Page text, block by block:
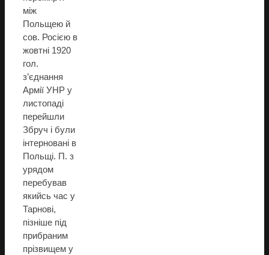
між
Польщею й
сов. Росією в
жовтні 1920
гол.
з’єднання
Армії УНР у
листопаді
перейшли
Збруч і були
інтерновані в
Польщі. П. з
урядом
перебував
якийсь час у
Тарнові,
пізніше під
прибраним
прізвищем у